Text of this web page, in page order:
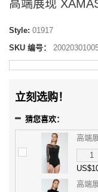
高端展现
Style: 01917
SKU 编号：
立刻选购！
猜您喜欢：
高端
高端